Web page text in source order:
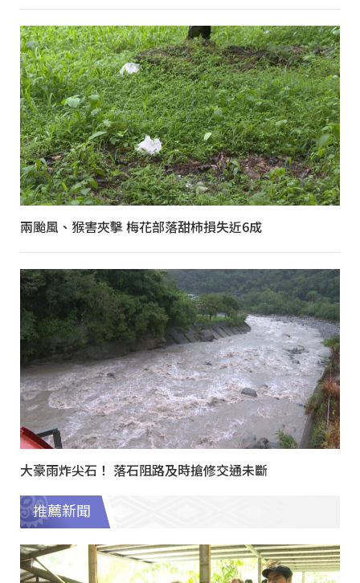
兩颱風、猴害夾擊 梅花部落甜柿損失近6成
大豪雨炸尖石！ 落石阻路及時搶修交通未斷
推薦新聞